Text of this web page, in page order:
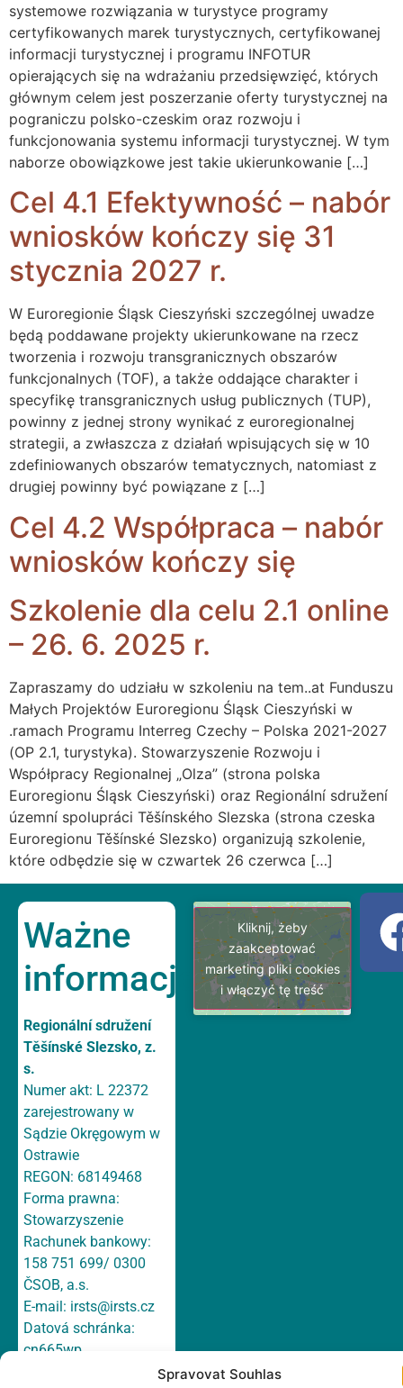
Spravovat Souhlas
systemowe rozwiązania w turystyce programy
certyfikowanych marek turystycznych, certyfikowanej
informacji turystycznej i programu INFOTUR
opierających się na wdrażaniu przedsięwzięć, których
głównym celem jest poszerzanie oferty turystycznej na
pograniczu polsko-czeskim oraz rozwoju i
funkcjonowania systemu informacji turystycznej. W tym
naborze obowiązkowe jest takie ukierunkowanie […]
Cel 4.1 Efektywność – nabór
wniosków kończy się 31
stycznia 2027 r.
W Euroregionie Śląsk Cieszyński szczególnej uwadze
będą poddawane projekty ukierunkowane na rzecz
tworzenia i rozwoju transgranicznych obszarów
funkcjonalnych (TOF), a także oddające charakter i
specyfikę transgranicznych usług publicznych (TUP),
powinny z jednej strony wynikać z euroregionalnej
strategii, a zwłaszcza z działań wpisujących się w 10
zdefiniowanych obszarów tematycznych, natomiast z
drugiej powinny być powiązane z […]
Cel 4.2 Współpraca – nabór
wniosków kończy się
Szkolenie dla celu 2.1 online
– 26. 6. 2025 r.
Zapraszamy do udziału w szkoleniu na tem..at Funduszu
Małych Projektów Euroregionu Śląsk Cieszyński w
.ramach Programu Interreg Czechy – Polska 2021-2027
(OP 2.1, turystyka). Stowarzyszenie Rozwoju i
Współpracy Regionalnej „Olza” (strona polska
Euroregionu Śląsk Cieszyński) oraz Regionální sdružení
územní spolupráci Těšínského Slezska (strona czeska
Euroregionu Těšínské Slezsko) organizują szkolenie,
które odbędzie się w czwartek 26 czerwca […]
Ważne
informacje
Regionální sdružení
Těšínské Slezsko, z.
s.
Numer akt: L 22372
zarejestrowany w
Sądzie Okręgowym w
Ostrawie
REGON: 68149468
Forma prawna:
Stowarzyszenie
Rachunek bankowy:
158 751 699/ 0300
ČSOB, a.s.
E-mail: irsts@irsts.cz
Datová schránka:
cn665wp
Adres: Hlavní 147/1a,
Kliknij, żeby
zaakceptować
marketing pliki cookies
i włączyć tę treść